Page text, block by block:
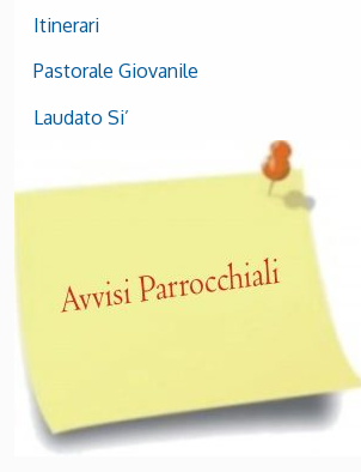
Itinerari
Pastorale Giovanile
Laudato Si’